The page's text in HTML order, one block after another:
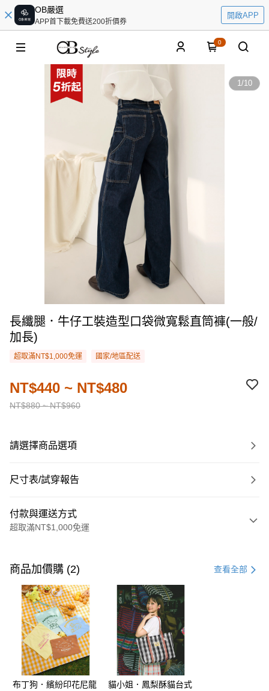
OB嚴選
APP首下載免費送200折價券
開啟APP
0
1/10
長纖腿．牛仔工裝造型口袋微寬鬆直筒褲(一般/
加長)
超取滿NT$1,000免運 國家/地區配送
NT$880 ~ NT$960
NT$440 ~ NT$480
請選擇商品選項
尺寸表/試穿報告
付款與運送方式
超取滿NT$1,000免運
信用卡一次付款
購物金
超商取貨付款
LINE Pay
街口支付
運送方式
商品加價購 (2) 查看全部
布丁狗．繽紛印花尼龍
貓小姐．鳳梨酥貓台式